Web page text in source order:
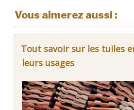
Vous aimerez aussi :
Tout savoir sur les tuiles
leurs usages